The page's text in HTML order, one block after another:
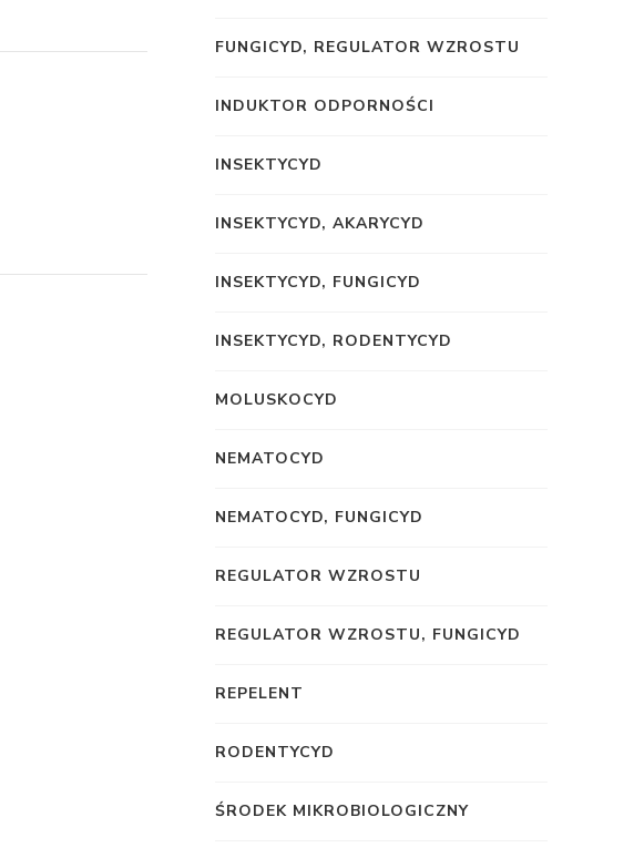
FUNGICYD, REGULATOR WZROSTU
INDUKTOR ODPORNOŚCI
INSEKTYCYD
INSEKTYCYD, AKARYCYD
INSEKTYCYD, FUNGICYD
INSEKTYCYD, RODENTYCYD
MOLUSKOCYD
NEMATOCYD
NEMATOCYD, FUNGICYD
REGULATOR WZROSTU
REGULATOR WZROSTU, FUNGICYD
REPELENT
RODENTYCYD
ŚRODEK MIKROBIOLOGICZNY